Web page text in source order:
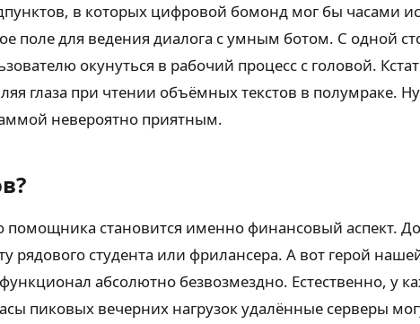
в которых цифровой бомонд мог бы часами
поле для ведения диалога с умным ботом. С одной
окунуться в рабочий процесс с головой.
глаза при чтении объёмных текстов в полумраке.
невероятно приятным.
становится именно финансовый аспект.
студента или фрилансера. А вот герой
абсолютно безвозмездно. Естественно, у
пиковых вечерних нагрузок удалённые серверы